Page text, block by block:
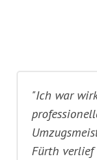
"Ich war
Fürth verlief